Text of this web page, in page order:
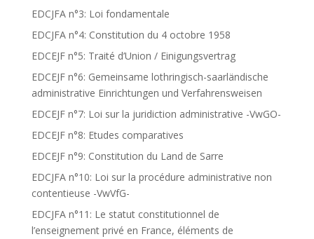
EDCJFA n°3: Loi fondamentale
EDCJFA n°4: Constitution du 4 octobre 1958
EDCEJF n°5: Traité d’Union / Einigungsvertrag
EDCEJF n°6: Gemeinsame lothringisch-saarländische
administrative Einrichtungen und Verfahrensweisen
EDCEJF n°7: Loi sur la juridiction administrative -VwGO-
EDCEJF n°8: Etudes comparatives
EDCEJF n°9: Constitution du Land de Sarre
EDCJFA n°10: Loi sur la procédure administrative non
contentieuse -VwVfG-
EDCJFA n°11: Le statut constitutionnel de
l’enseignement privé en France, éléments de